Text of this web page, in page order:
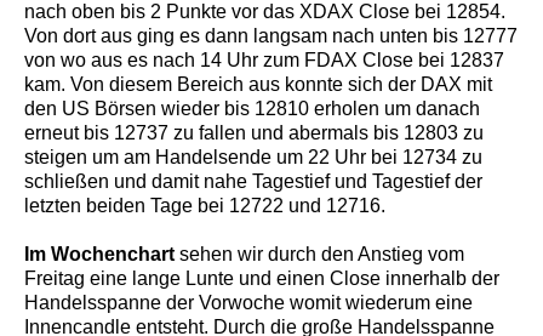
nach oben bis 2 Punkte vor das XDAX Close bei 12854.
Von dort aus ging es dann langsam nach unten bis 12777
von wo aus es nach 14 Uhr zum FDAX Close bei 12837
kam. Von diesem Bereich aus konnte sich der DAX mit
den US Börsen wieder bis 12810 erholen um danach
erneut bis 12737 zu fallen und abermals bis 12803 zu
steigen um am Handelsende um 22 Uhr bei 12734 zu
schließen und damit nahe Tagestief und Tagestief der
letzten beiden Tage bei 12722 und 12716.
Im Wochenchart sehen wir durch den Anstieg vom
Freitag eine lange Lunte und einen Close innerhalb der
Handelsspanne der Vorwoche womit wiederum eine
Innencandle entsteht. Durch die große Handelsspanne